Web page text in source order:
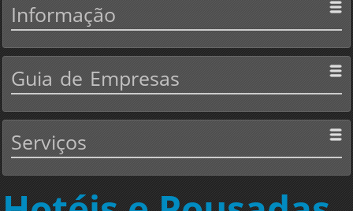
Informação
Guia de Empresas
Serviços